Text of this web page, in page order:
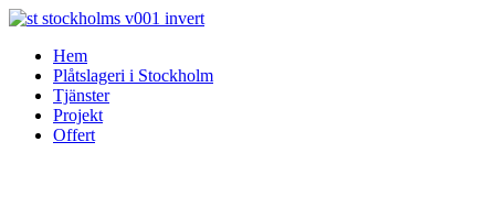
Skip
contentHem
Plåtslageri i Stockholm
Tjänster
Projekt
Offert